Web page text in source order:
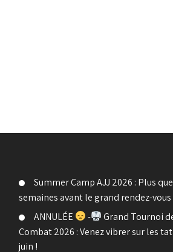
Summer Camp AJJ 2026 : Plus
semaines avant le grand rendez-vous
ANNULÉE
-
Grand Tournoi
Combat 2026 : Venez vibrer sur les
juin !